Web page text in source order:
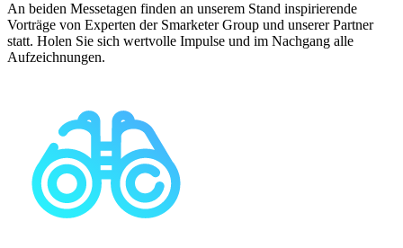
An beiden Messetagen finden an unserem Stand inspirierende
Vorträge von Experten der Smarketer Group und unserer Partner
statt. Holen Sie sich wertvolle Impulse und im Nachgang alle
Aufzeichnungen.